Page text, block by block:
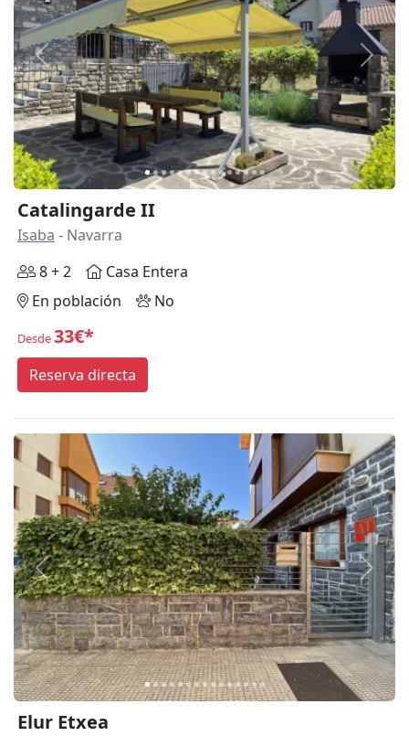
Anterior
Catalingarde II
Isaba - Navarra
8 + 2
Casa Entera
En población
No
Desde33€*
Reserva directa
Anterior
Elur Etxea